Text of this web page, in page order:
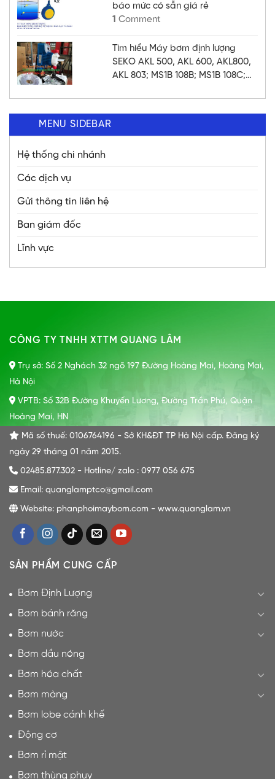
báo mức có sẵn giá rẻ
1 Comment
Tìm hiểu Máy bơm định lượng
SEKO AKL 500, AKL 600, AKL800,
AKL 803; MS1B 108B; MS1B 108C;
MM2H157 chất lượng
MENU SIDEBAR
Hệ thống chi nhánh
Các dịch vụ
Gửi thông tin liên hệ
Ban giám đốc
Lĩnh vực
CÔNG TY TNHH XTTM QUANG LÂM
Trụ sở: Số 2 Nghách 32 ngõ 197 Đường Hoàng Mai, Hoàng Mai,
Hà Nội
VPTB: Số 32B Đường Khuyến Lương, Đường Trần Phú, Quận
Hoàng Mai, HN
Mã số thuế: 0106764196 - Sở KH&ĐT TP Hà Nội cấp. Đăng ký
ngày 29 tháng 01 năm 2015.
02485.877.302 - Hotline/ zalo : 0977 056 675
Email: quanglamptco@gmail.com
Website: phanphoimaybom.com - www.quanglam.vn
SẢN PHẨM CUNG CẤP
Bơm Định Lượng
Bơm bánh răng
Bơm nước
Bơm dầu nóng
Bơm hóa chất
Bơm màng
Bơm lobe cánh khế
Động cơ
Bơm rỉ mật
Bơm thùng phuy